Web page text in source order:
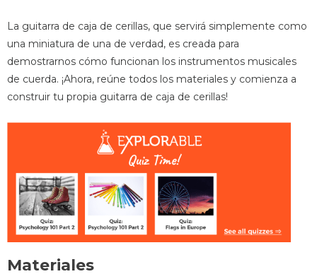
La guitarra de caja de cerillas, que servirá simplemente como
una miniatura de una de verdad, es creada para
demostrarnos cómo funcionan los instrumentos musicales
de cuerda. ¡Ahora, reúne todos los materiales y comienza a
construir tu propia guitarra de caja de cerillas!
Materiales